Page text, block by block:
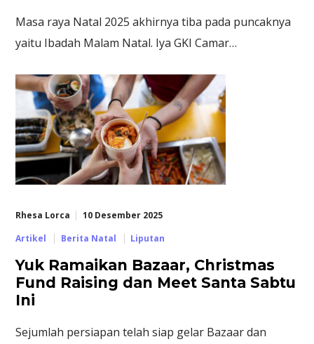
Masa raya Natal 2025 akhirnya tiba pada puncaknya
yaitu Ibadah Malam Natal. Iya GKI Camar…
Rhesa Lorca
10 Desember 2025
Artikel
Berita Natal Liputan
Yuk Ramaikan Bazaar, Christmas
Fund Raising dan Meet Santa Sabtu
Ini
Sejumlah persiapan telah siap gelar Bazaar dan